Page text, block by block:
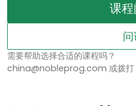
课
需要帮助选择合适的课程吗？
china@nobleprog.com 或拨打